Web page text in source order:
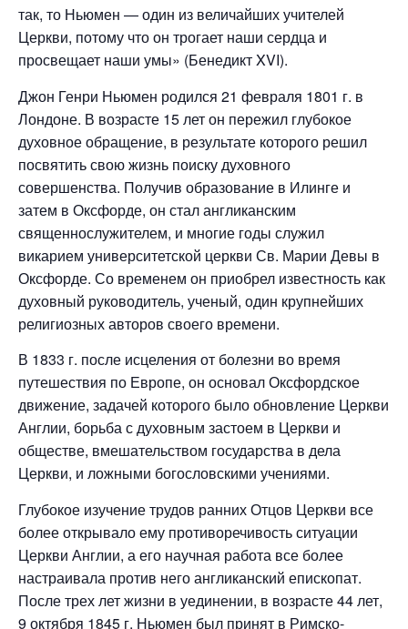
так, то Ньюмен — один из величайших учителей
Церкви, потому что он трогает наши сердца и
просвещает наши умы» (Бенедикт XVI).
Джон Генри Ньюмен родился 21 февраля 1801 г. в
Лондоне. В возрасте 15 лет он пережил глубокое
духовное обращение, в результате которого решил
посвятить свою жизнь поиску духовного
совершенства. Получив образование в Илинге и
затем в Оксфорде, он стал англиканским
священнослужителем, и многие годы служил
викарием университетской церкви Св. Марии Девы в
Оксфорде. Со временем он приобрел известность как
духовный руководитель, ученый, один крупнейших
религиозных авторов своего времени.
В 1833 г. после исцеления от болезни во время
путешествия по Европе, он основал Оксфордское
движение, задачей которого было обновление Церкви
Англии, борьба с духовным застоем в Церкви и
обществе, вмешательством государства в дела
Церкви, и ложными богословскими учениями.
Глубокое изучение трудов ранних Отцов Церкви все
более открывало ему противоречивость ситуации
Церкви Англии, а его научная работа все более
настраивала против него англиканский епископат.
После трех лет жизни в уединении, в возрасте 44 лет,
9 октября 1845 г. Ньюмен был принят в Римско-